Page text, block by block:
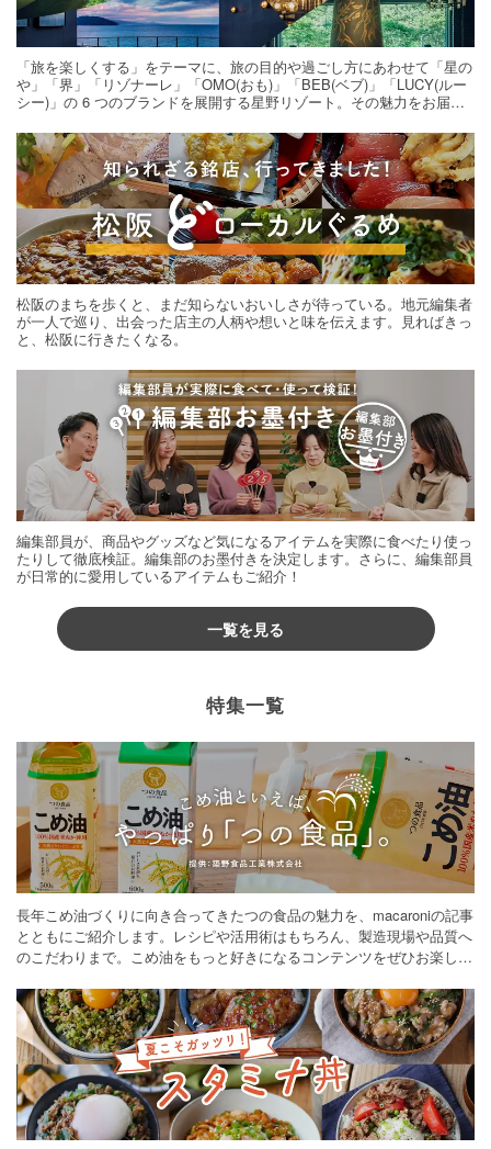
「旅を楽しくする」をテーマに、旅の目的や過ごし方にあわせて「星の
や」「界」「リゾナーレ」「OMO(おも)」「BEB(ベブ)」「LUCY(ルー
シー)」の 6 つのブランドを展開する星野リゾート。その魅力をお届け
松阪のまちを歩くと、まだ知らないおいしさが待っている。地元編集者
が一人で巡り、出会った店主の人柄や想いと味を伝えます。見ればきっ
と、松阪に行きたくなる。
編集部員が、商品やグッズなど気になるアイテムを実際に食べたり使っ
たりして徹底検証。編集部のお墨付きを決定します。さらに、編集部員
が日常的に愛用しているアイテムもご紹介！
一覧を見る
特集一覧
長年こめ油づくりに向き合ってきたつの食品の魅力を、macaroniの記事
とともにご紹介します。レシピや活用術はもちろん、製造現場や品質へ
のこだわりまで。こめ油をもっと好きになるコンテンツをぜひお楽しみ